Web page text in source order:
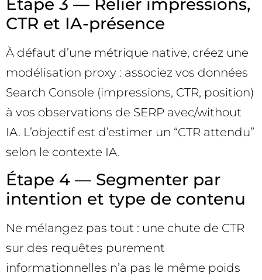
CTR et IA-présence
À défaut d’une métrique native, créez une
modélisation proxy : associez vos données
Search Console (impressions, CTR, position)
à vos observations de SERP avec/without
IA. L’objectif est d’estimer un “CTR attendu”
selon le contexte IA.
Étape 4 — Segmenter par
intention et type de contenu
Ne mélangez pas tout : une chute de CTR
sur des requêtes purement
informationnelles n’a pas le même poids